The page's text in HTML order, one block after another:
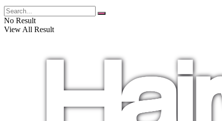
No Result
View All Result